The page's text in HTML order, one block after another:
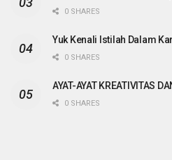
0 SHARES
Yuk Kenali Istilah Dalam
0 SHARES
AYAT-AYAT KREATIVITAS
0 SHARES